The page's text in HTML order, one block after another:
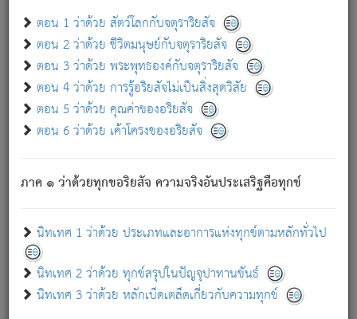
ตอน 1 ว่าด้วย สัตว์โลกกับจตุราริยสัจ
ตอน 2 ว่าด้วย ชีวิตมนุษย์กับจตุราริยสัจ
ตอน 3 ว่าด้วย พระพุทธองค์กับจตุราริยสัจ
ตอน 4 ว่าด้วย การรู้อริยสัจไม่เป็นสิ่งสุดวิสัย
ตอน 5 ว่าด้วย คุณค่าของอริยสัจ
ตอน 6 ว่าด้วย เค้าโครงของอริยสัจ
ภาค ๑ ว่าด้วยทุกขอริยสัจ ความจริงอันประเสริฐคือทุกข์
นิทเทศ 1 ว่าด้วย ประเภทและอาการแห่งทุกข์ตามหลักทั่วไป
นิทเทศ 2 ว่าด้วย ทุกข์สรุปในปัญจุปาทานขันธ์
นิทเทศ 3 ว่าด้วย หลักเบ็ดเตล็ดเกี่ยวกับความทุกข์
เขาเพลิดเพลินยิ่งนักในสิ่งใด สิ่งนั้นเป็นภัย (ที่เขาไม่รู้จัก)
เขากลัวต่อสิ่งใดสิ่งนั้นเป็นทุกข์
พรหมจรรย์นี้ อันบุคคลย่อมประพฤติ ก็เพื่อการละขาดซึ่ง
ภพ.
สมณะหรือพราหมณ์เหล่าใด กล่าวความหลุดพ้นจากภพว่า
มีได้เพราะภพ เรากล่าวว่า สมณะหรือพราหมณ์ทั้งปวงนั้น
มิใช่ผู้หลดพ้นจากภพ.
ภพ ว่ามีได้เพราะวิภพ[2]: เรากล่าวว่า สมณะหรือพราหมณ์ทั้ง
ปวงนั้น ก็ยังสลัดภพออกไปไม่ได้.
ก็ทุกข์นี้มีขึ้น เพราะอาศัยซึ่งอุปธิทั้งปวง.
เพราะความสิ้นไปแห่งอุปาทานทั้งปวง ความเกิดขึ้นแห่ง
ทุกข์จึงไม่มี.
ท่านจงดูโลกนี้เถิด (จะเห็นว่า) สัตว์ทั้งหลายอันอวิชาหนา
แน่นบังหนาแล้ว; และว่า สัตว์ผู้ยินดีในภพอันเป็นแล้วนั้น ย่อม